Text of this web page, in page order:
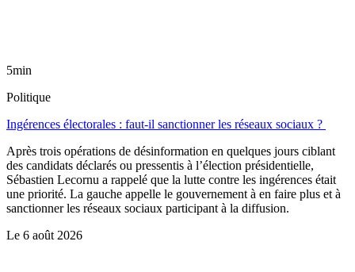
5min
Politique
Ingérences électorales : faut-il sanctionner les réseaux sociaux ?
Après trois opérations de désinformation en quelques jours ciblant
des candidats déclarés ou pressentis à l’élection présidentielle,
Sébastien Lecornu a rappelé que la lutte contre les ingérences était
une priorité. La gauche appelle le gouvernement à en faire plus et à
sanctionner les réseaux sociaux participant à la diffusion.
Le 6 août 2026